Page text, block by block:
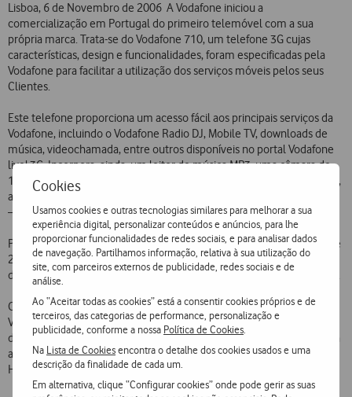
Cookies
Usamos cookies e outras tecnologias similares para melhorar a sua
experiência digital, personalizar conteúdos e anúncios, para lhe
proporcionar funcionalidades de redes sociais, e para analisar dados
de navegação. Partilhamos informação, relativa à sua utilização do
site, com parceiros externos de publicidade, redes sociais e de
análise.
Ao “Aceitar todas as cookies” está a consentir cookies próprios e de
terceiros, das categorias de performance, personalização e
publicidade, conforme a nossa Política de Cookies
Na Lista de Cookiesencontra o detalhe dos cookies usados e uma
descrição da finalidade de cada um.
Em alternativa, clique “Configurar cookies” onde pode gerir as suas
Lisboa, 6 de Novembro de 2006  A Vodafone iniciou a
comercialização em Portugal do primeiro telemóvel com a sua
própria marca. Trata-se do Vodafone 710, um telefone 3G cujas
características, design e funcionalidades, foram especificadas pela
Vodafone para facilitar a utilização dos serviços móveis pelos seus
Clientes.
Este telefone proporciona um acesso fácil aos principais serviços da
Vodafone, incluindo o Vodafone Radio DJ, Mobile TV, downloads de
música, videochamada, entre outros disponíveis no portal Vodafone
live! 3G. Incorpora, ainda, um leitor de música MP3, uma câmara de
1.3 megapixels e Bluetooth. A estas características e funcionalidades,
alia-se um elegante design em formato concha e um preço atractivo
– 119,90 euros incluindo retoma do equipamento antigo.
Para além disso, os Clientes que adquirirem o novo Vodafone 710 até
24 de Novembro beneficiam de utilização gratuita durante 30 dias
dos serviços Mobile TV, Videochamada, Radio DJ e Vídeos de Futebol.
O Vodafone 710 é o primeiro telemóvel fabricado para o Grupo
Vodafone pela empresa chinesa Huawei Technologies, em resultado
de uma aliança estratégica em vigor desde Fevereiro de 2006 e, para
além de Portugal, será lançado na Alemanha, Espanha, Grécia,
Holanda, Irlanda, Itália, Reino Unido e Roménia.